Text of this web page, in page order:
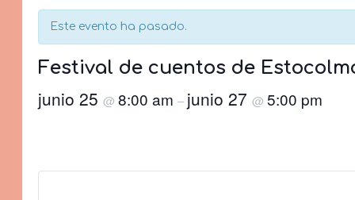
Este evento ha pasado.
Festival de cuentos de
junio 25 @ 8:00 am – junio 27 @ 5:00 pm